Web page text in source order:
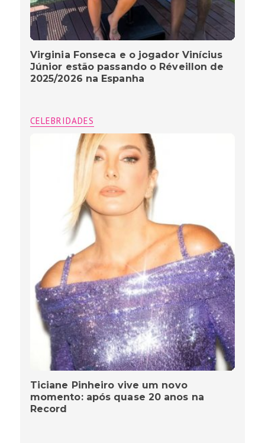
Virginia Fonseca e o jogador Vinícius
Júnior estão passando o Réveillon de
2025/2026 na Espanha
CELEBRIDADES
Ticiane Pinheiro vive um novo
momento: após quase 20 anos na
Record